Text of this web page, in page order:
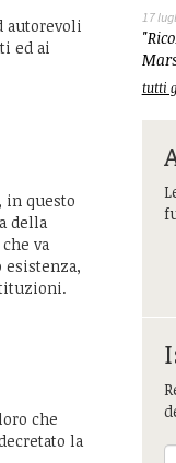
autorevoli
ed ai
in questo
della
va
che
la
17
tutti